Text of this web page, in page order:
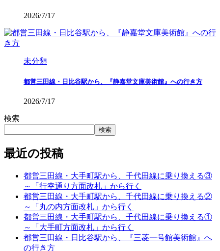
2026/7/17
未分類
都営三田線・日比谷駅から、『静嘉堂文庫美術館』への行き方
2026/7/17
検索
検索
最近の投稿
都営三田線・大手町駅から、千代田線に乗り換える③
～「行幸通り方面改札」から行く
都営三田線・大手町駅から、千代田線に乗り換える②
～「丸の内方面改札」から行く
都営三田線・大手町駅から、千代田線に乗り換える①
～「大手町方面改札」から行く
都営三田線・日比谷駅から、『三菱一号館美術館』へ
の行き方